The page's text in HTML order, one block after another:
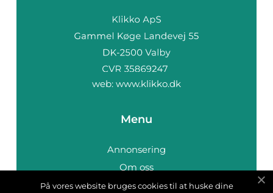
web: www.klikko.dk
Menu
Annonsering
Om oss
Cookies
På vores website bruges cookies til at huske dine